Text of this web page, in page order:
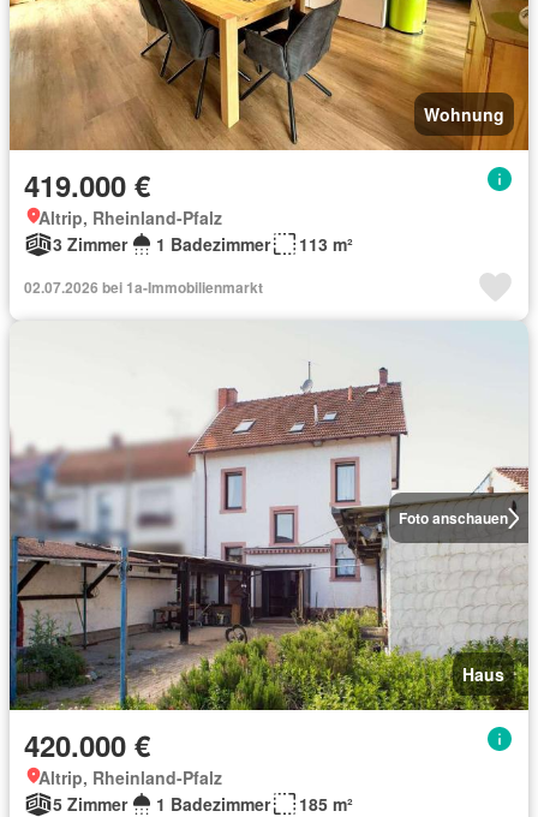
Wohnung
419.000 €
Altrip, Rheinland-Pfalz
3 Zimmer
1 Badezimmer 113 m²
02.07.2026 bei 1a-Immobilienmarkt
Foto anschauen
Haus
420.000 €
Altrip, Rheinland-Pfalz
5 Zimmer
1 Badezimmer 185 m²